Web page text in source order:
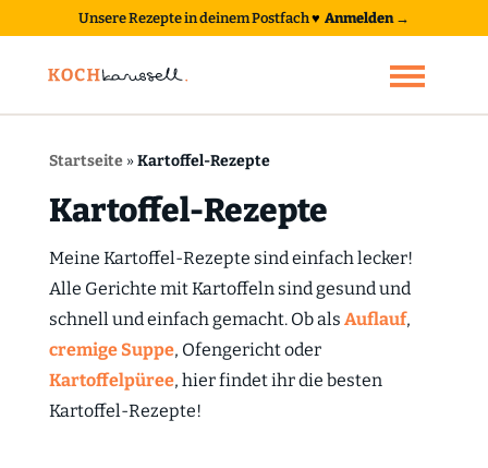
Unsere Rezepte in deinem Postfach♥ Anmelden →
Startseite»Kartoffel-Rezepte
Kartoffel-Rezepte
Meine Kartoffel-Rezepte sind einfach lecker!
Alle Gerichte mit Kartoffeln sind gesund und
schnell und einfach gemacht. Ob als Auflauf,
cremige Suppe, Ofengericht oder
Kartoffelpüree, hier findet ihr die besten
Kartoffel-Rezepte!